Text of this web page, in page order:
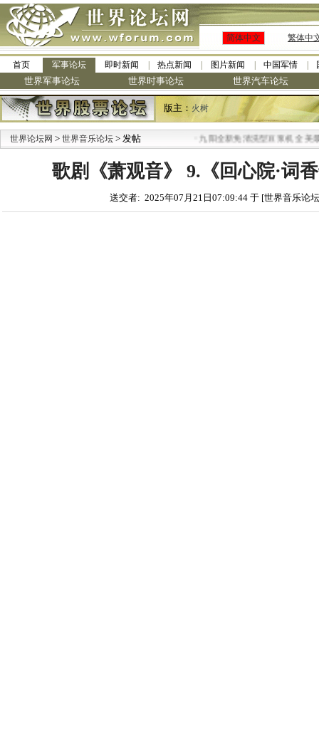
简体中文 繁体中
首页 军事论坛 即时新闻 热点新闻 图片新闻 中国军情
世界军事论坛 世界时事论坛 世界汽车论坛
版主： 火树
世界论坛网 > 世界音乐论坛 > 发帖 九阳全新免清洗型豆浆机 全美最低
歌剧《萧观音》 9.《回心院·词
送交者: 2025年07月21日07:09:44 于 [世界音乐论